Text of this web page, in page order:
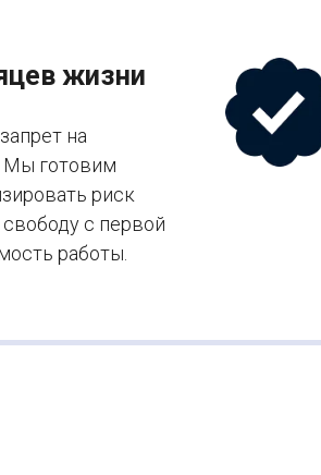
жизни
на
Мы готовим
риск
с первой
работы.